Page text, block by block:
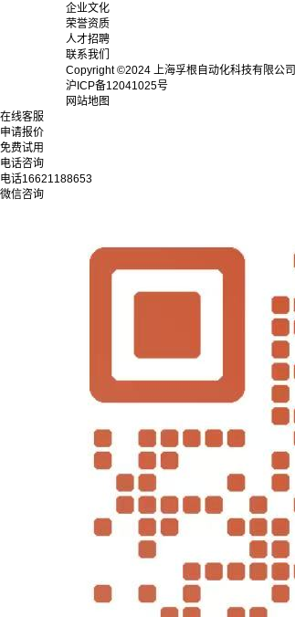
企业文化
荣誉资质
人才招聘
联系我们
Copyright ©2024 上海孚根自动化科技有限公司
沪ICP备12041025号
网站地图
在线客服
申请报价
免费试用
电话咨询
电话16621188653
微信咨询